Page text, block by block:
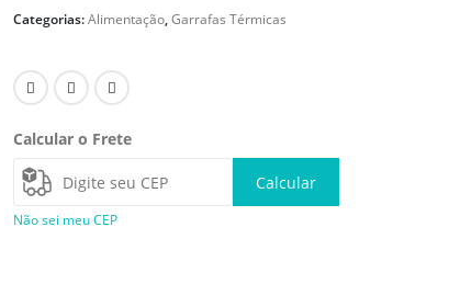
Categorias:Alimentação,Garrafas Térmicas
Calcular o Frete
Calcular
Não sei meu CEP